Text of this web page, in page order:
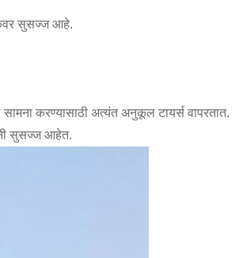
सुसज्ज आहे.
करण्यासाठी अत्यंत अनुकूल टायर्स वापरतात.
सुसज्ज आहेत.